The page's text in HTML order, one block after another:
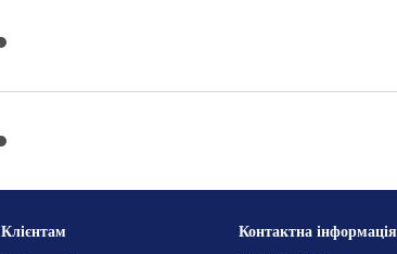
Клієнтам
Контактна інформація